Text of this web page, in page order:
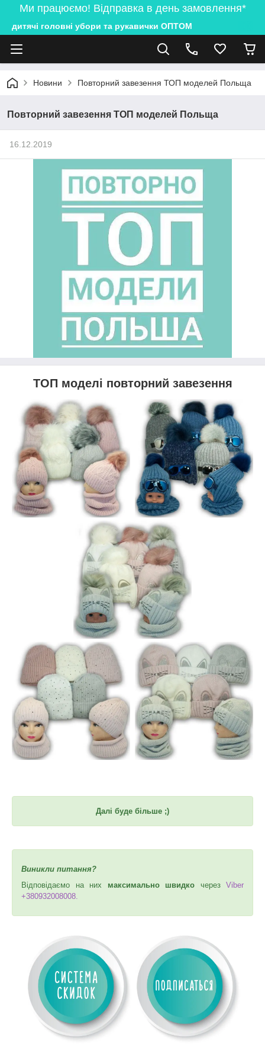
Ми працюємо! Відправка в день замовлення*
дитячі головні убори та рукавички ОПТОМ
Новини Повторний завезення ТОП моделей Польща
Повторний завезення ТОП моделей Польща
16.12.2019
ТОП моделі повторний завезення
Далі буде більше ;)
Виникли питання?
Відповідаємо на них максимально швидко через
Viber
+380932008008.